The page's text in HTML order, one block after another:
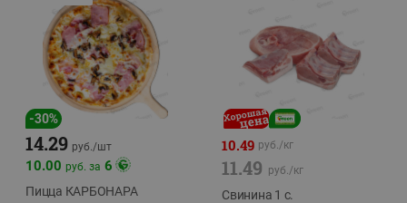
-30%
14.29 руб./шт
10.00 руб. за 6
Пицца КАРБОНАРА
10.49 руб./кг
11.49 руб./кг
Свинина 1 с.